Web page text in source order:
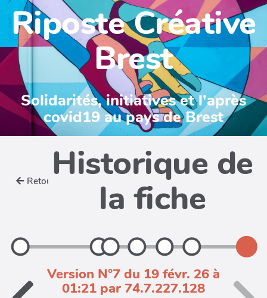
Riposte Créative
Brest
Solidarités, initiatives et l'après
covid19 au pays de Brest
Retour Historique de
la fiche
Version N°7 du 19 févr. 26 à
01:21 par 74.7.227.128